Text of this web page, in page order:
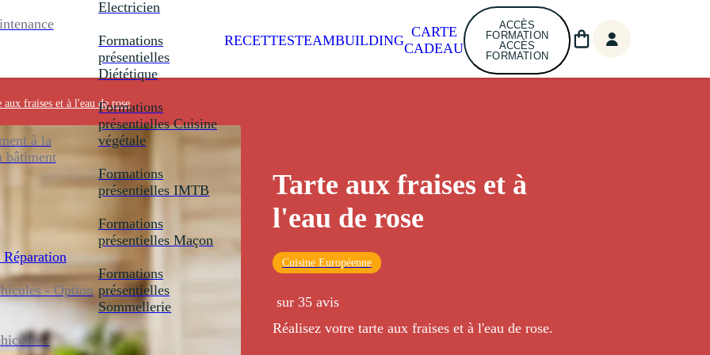
à la
bâtiment
- Option
-
Electricien
Formations
présentielles
Diététique
Formations
présentielles Cuisine
végétale
Formations
présentielles IMTB
Formations
présentielles Maçon
Formations
présentielles
Sommellerie
RECETTESTEAMBUILDING
CARTE
CADEAU
ACCÈS
FORMATION
ACCÈS
FORMATION
aux fraises et à l'eau de rose
Tarte aux fraises et à
l'eau de rose
Cuisine Européenne
sur 35 avis
Réalisez votre tarte aux fraises et à l'eau de rose.